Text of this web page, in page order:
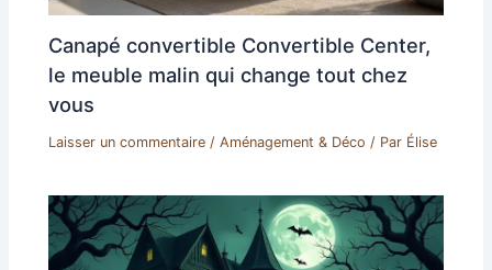
Canapé convertible Convertible Center,
le meuble malin qui change tout chez
vous
Laisser un commentaire /Aménagement & Déco / Par Élise